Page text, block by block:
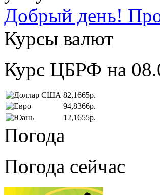
Добрый день!
Курсы валют
Курс ЦБРФ на
82,1665р.
94,8366р.
12,1655р.
Погода
Погода сейчас